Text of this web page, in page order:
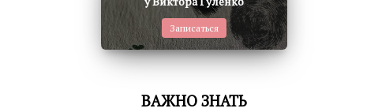
Записаться
ВАЖНО ЗНАТЬ